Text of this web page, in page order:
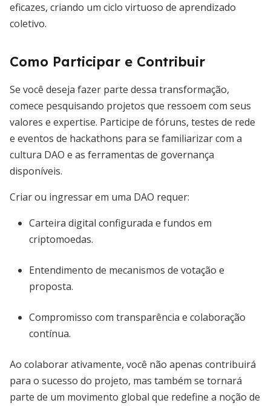
eficazes, criando um ciclo virtuoso de aprendizado
coletivo.
Como Participar e Contribuir
Se você deseja fazer parte dessa transformação,
comece pesquisando projetos que ressoem com seus
valores e expertise. Participe de fóruns, testes de rede
e eventos de hackathons para se familiarizar com a
cultura DAO e as ferramentas de governança
disponíveis.
Criar ou ingressar em uma DAO requer:
Carteira digital configurada e fundos em
criptomoedas.
Entendimento de mecanismos de votação e
proposta.
Compromisso com transparência e colaboração
contínua.
Ao colaborar ativamente, você não apenas contribuirá
para o sucesso do projeto, mas também se tornará
parte de um movimento global que redefine a noção de